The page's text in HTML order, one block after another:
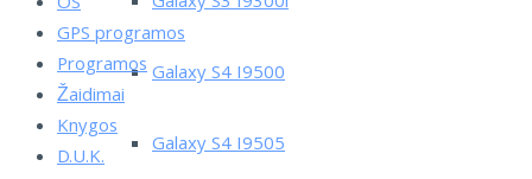
Galaxy S4 I9500
Galaxy S4 I9505
GPS programos
Programos
Žaidimai
Knygos
D.U.K.